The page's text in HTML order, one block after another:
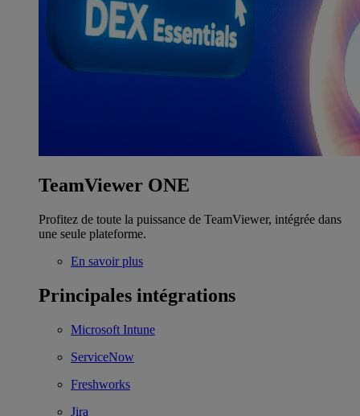
TeamViewer ONE
Profitez de toute la puissance de TeamViewer, intégrée dans
une seule plateforme.
En savoir plus
Principales intégrations
Microsoft Intune
ServiceNow
Freshworks
Jira